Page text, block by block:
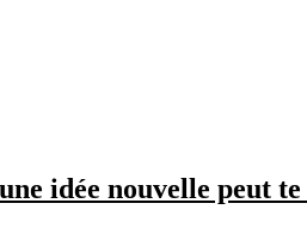
idée nouvelle peut